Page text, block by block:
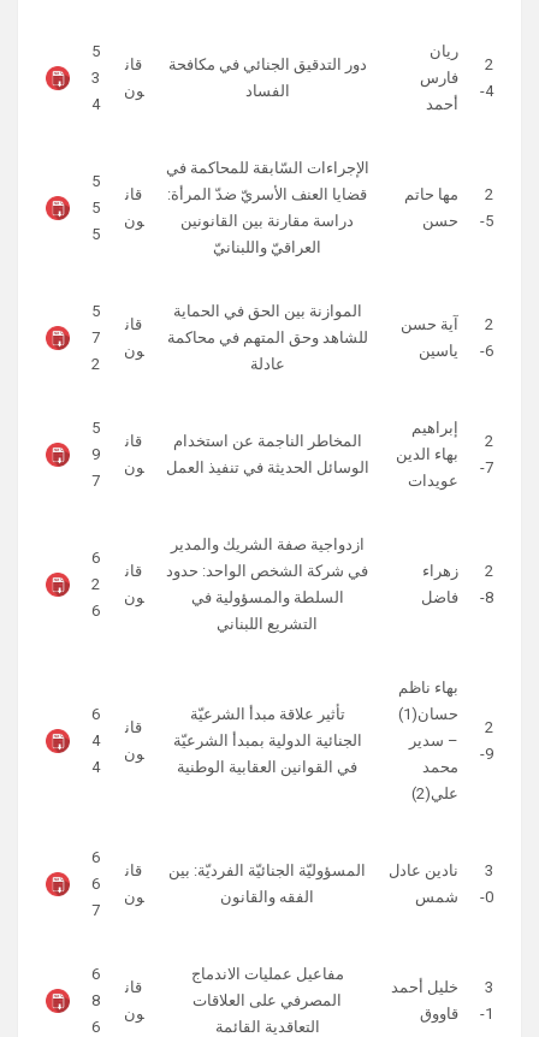
2
4-
ريان
فارس
أحمد
دور التدقيق الجنائي في مكافحة
الفساد
قان
ون
5
3
4
2
5-
مها حاتم
حسن
الإجراءات السّابقة للمحاكمة في
قضايا العنف الأسريّ ضدّ المرأة:
دراسة مقارنة بين القانونين
العراقيّ واللبنانيّ
قان
ون
5
5
5
2
6-
آية حسن
ياسين
الموازنة بين الحق في الحماية
للشاهد وحق المتهم في محاكمة
عادلة
قان
ون
5
7
2
2
7-
إبراهيم
بهاء الدين
عويدات
المخاطر الناجمة عن استخدام
الوسائل الحديثة في تنفيذ العمل
قان
ون
5
9
7
2
8-
زهراء
فاضل
ازدواجية صفة الشريك والمدير
في شركة الشخص الواحد: حدود
السلطة والمسؤولية في
التشريع اللبناني
قان
ون
6
2
6
2
9-
بهاء ناظم
حسان(1)
– سدير
محمد
علي(2)
تأثير علاقة مبدأ الشرعيّة
الجنائية الدولية بمبدأ الشرعيّة
في القوانين العقابية الوطنية
قان
ون
6
4
4
3
0-
نادين عادل
شمس
المسؤوليّة الجنائيّة الفرديّة: بين
الفقه والقانون
قان
ون
6
6
7
3
1-
خليل أحمد
قاووق
مفاعيل عمليات الاندماج
المصرفي على العلاقات
التعاقدية القائمة
قان
ون
6
8
6